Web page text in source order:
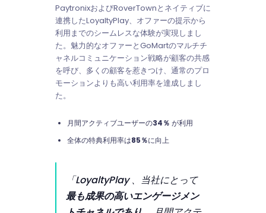
PaytronixおよびRoverTownとネイティブに
連携したLoyaltyPlay、オファーの提示から
利用までのシームレスな体験が実現しまし
た。魅力的なオファーとGoMartのマルチチ
ャネルコミュニケーション戦略が顧客の共感
を呼び、多くの顧客を惹きつけ、通常のプロ
モーションよりも高い利用率を達成しまし
た。
月間アクティブユーザーの34％ が利用
全体の特典利用率は85％に向上
「LoyaltyPlay 、当社にとって
最も成果の高いエンゲージメン